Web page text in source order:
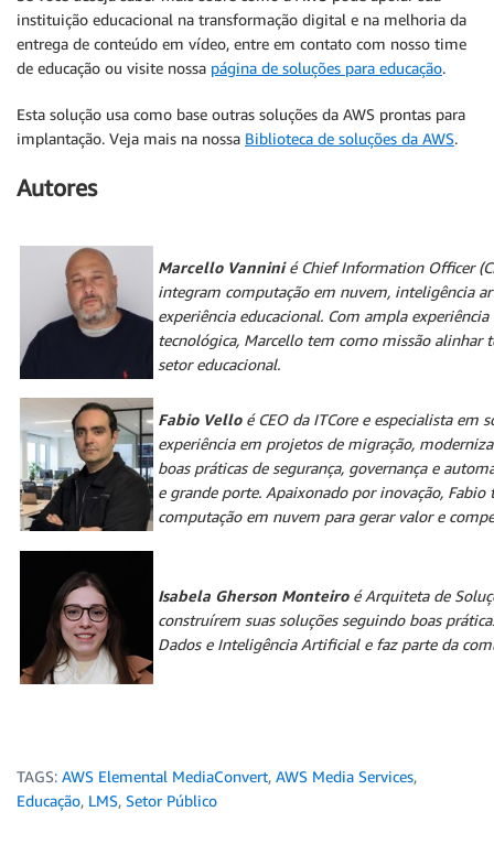
instituição educacional na transformação digital e na melhoria da
entrega de conteúdo em vídeo, entre em contato com nosso time
de educação ou visite nossa página de soluções para educação.
Esta solução usa como base outras soluções da AWS prontas para
implantação. Veja mais na nossa Biblioteca de soluções da AWS.
Autores
Marcello Vanninié Chief Information Officer
integram computação em nuvem, inteligência
experiência educacional. Com ampla
tecnológica, Marcello tem como missão alinhar
setor educacional.
Fabio Velloé CEO da ITCore e especialista em
experiência em projetos de migração,
boas práticas de segurança, governança e
e grande porte. Apaixonado por inovação,
computação em nuvem para gerar valor e
Isabela Gherson Monteiroé Arquiteta de
construírem suas soluções seguindo boas
Dados e Inteligência Artificial e faz parte da
TAGS: AWS Elemental MediaConvert, AWS Media Services,
Educação, LMS, Setor Público